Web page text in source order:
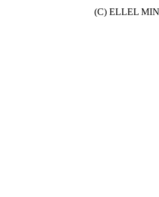
(C) ELLEL